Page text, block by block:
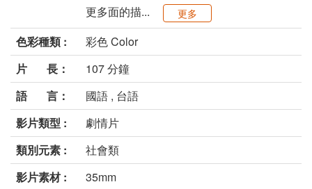
更多面的描...
更多
色彩種類 :
彩色 Color
片 長：
107 分鐘
語 言：
國語 , 台語
影片類型 :
劇情片
類別元素 :
社會類
影片素材 :
35mm